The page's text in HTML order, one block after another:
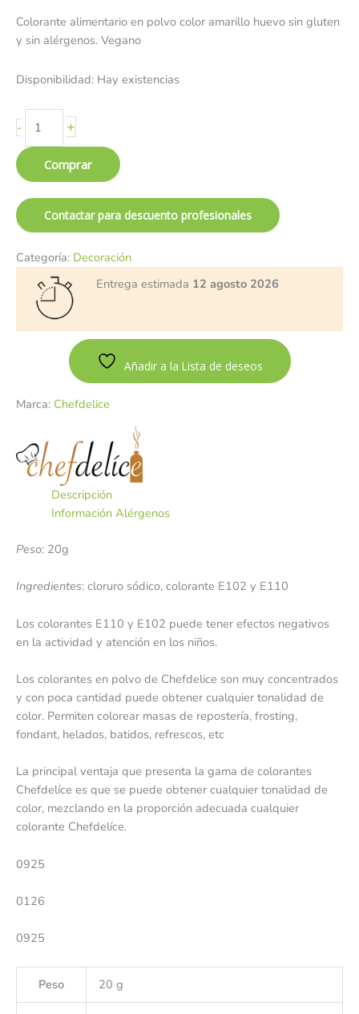
Colorante alimentario en polvo color amarillo huevo sin gluten
y sin alérgenos. Vegano
Disponibilidad: Hay existencias
- +
Comprar
Contactar para descuento profesionales
Categoría: Decoración
Entrega estimada 12 agosto 2026
Añadir a la Lista de deseos
Marca: Chefdelice
Descripción
Información Alérgenos
Peso: 20g
Ingredientes: cloruro sódico, colorante E102 y E110
Los colorantes E110 y E102 puede tener efectos negativos
en la actividad y atención en los niños.
Los colorantes en polvo de Chefdelice son muy concentrados
y con poca cantidad puede obtener cualquier tonalidad de
color. Permiten colorear masas de repostería, frosting,
fondant, helados, batidos, refrescos, etc
La principal ventaja que presenta la gama de colorantes
Chefdelíce es que se puede obtener cualquier tonalidad de
color, mezclando en la proporción adecuada cualquier
colorante Chefdelíce.
0925
0126
0925
Peso 20 g